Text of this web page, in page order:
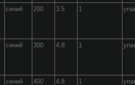
синий 200 3.5 1
синий 300 4.8 1
синий 400 4.8 1